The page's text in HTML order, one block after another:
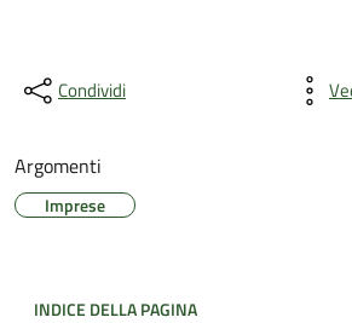
Condividi
Argomenti
Imprese
INDICE DELLA PAGINA